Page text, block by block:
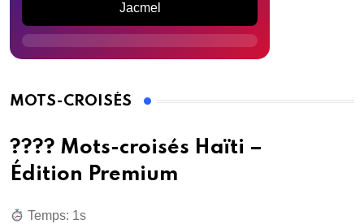
Jacmel
MOTS-CROISÉS
???? Mots-croisés Haïti –
Édition Premium
Temps: 2s